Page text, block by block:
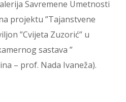
Savremene Umetnosti
projektu ”Tajanstvene
”Cvijeta Zuzorić” u
sastava ”
– prof. Nada Ivaneža).